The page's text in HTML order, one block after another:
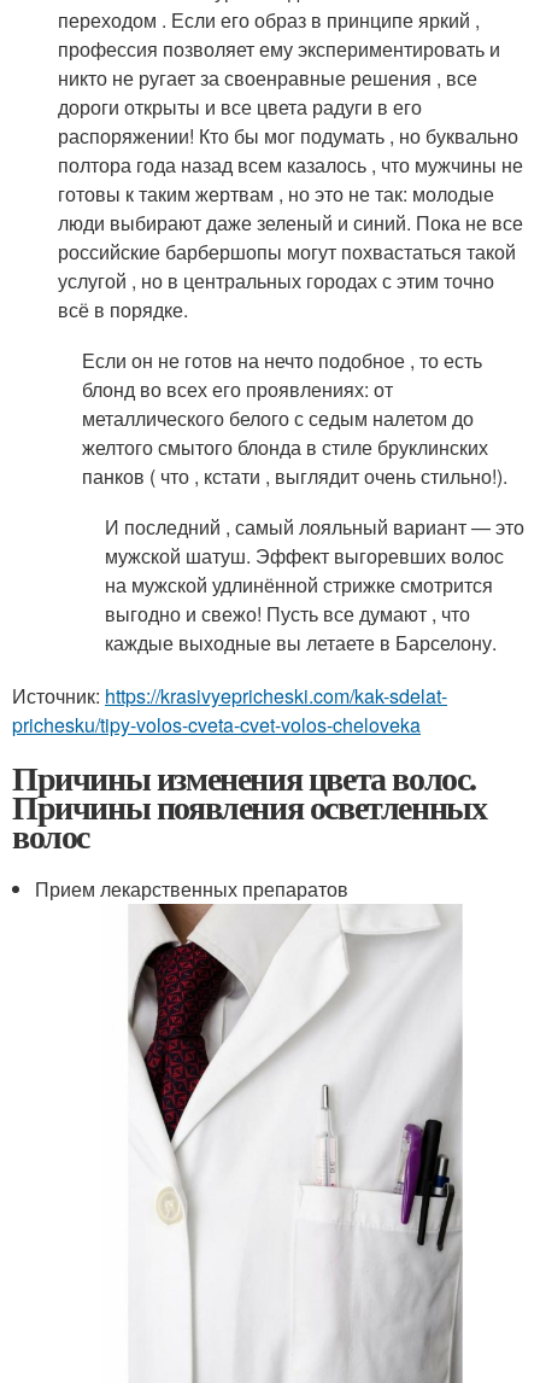
переходом . Если его образ в принципе яркий ,
профессия позволяет ему экспериментировать и
никто не ругает за своенравные решения , все
дороги открыты и все цвета радуги в его
распоряжении! Кто бы мог подумать , но буквально
полтора года назад всем казалось , что мужчины не
готовы к таким жертвам , но это не так: молодые
люди выбирают даже зеленый и синий. Пока не все
российские барбершопы могут похвастаться такой
услугой , но в центральных городах с этим точно
всё в порядке.
Если он не готов на нечто подобное , то есть
блонд во всех его проявлениях: от
металлического белого с седым налетом до
желтого смытого блонда в стиле бруклинских
панков ( что , кстати , выглядит очень стильно!).
И последний , самый лояльный вариант — это
мужской шатуш. Эффект выгоревших волос
на мужской удлинённой стрижке смотрится
выгодно и свежо! Пусть все думают , что
каждые выходные вы летаете в Барселону.
Источник: https://krasivyepricheski.com/kak-sdelat-
prichesku/tipy-volos-cveta-cvet-volos-cheloveka
Причины изменения цвета волос.
Причины появления осветленных
волос
Прием лекарственных препаратов